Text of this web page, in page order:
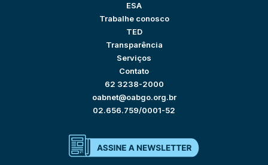
ESA
Trabalhe conosco
TED
Transparência
Serviços
Contato
62 3238-2000
oabnet@oabgo.org.br
02.656.759/0001-52